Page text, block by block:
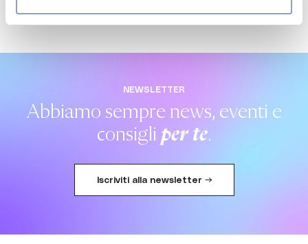
NEWSLETTER
Abbiamo sempre news, eventi e
consigli per te.
Iscriviti alla newsletter →